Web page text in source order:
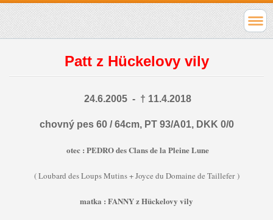
Patt z Hückelovy vily
24.6.2005 - † 11.4.2018
chovný pes 60 / 64cm, PT 93/A01, DKK 0/0
otec : PEDRO des Clans de la Pleine Lune
( Loubard des Loups Mutins + Joyce du Domaine de Taillefer )
matka : FANNY z Hückelovy vily